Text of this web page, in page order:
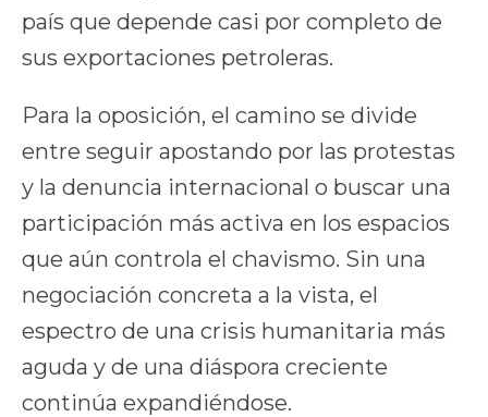
país que depende casi por completo de
sus exportaciones petroleras.
Para la oposición, el camino se divide
entre seguir apostando por las protestas
y la denuncia internacional o buscar una
participación más activa en los espacios
que aún controla el chavismo. Sin una
negociación concreta a la vista, el
espectro de una crisis humanitaria más
aguda y de una diáspora creciente
continúa expandiéndose.